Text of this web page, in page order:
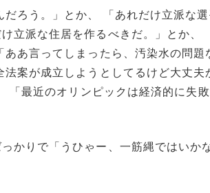
ろう。」とか、 「あれだけ立派な選
立派な住居を作るべきだ。」とか、
あ言ってしまったら、汚染水の問題
案が成立しようとしてるけど大丈
最近のオリンピックは経済的に失
かりで「うひゃー、一筋縄ではいか